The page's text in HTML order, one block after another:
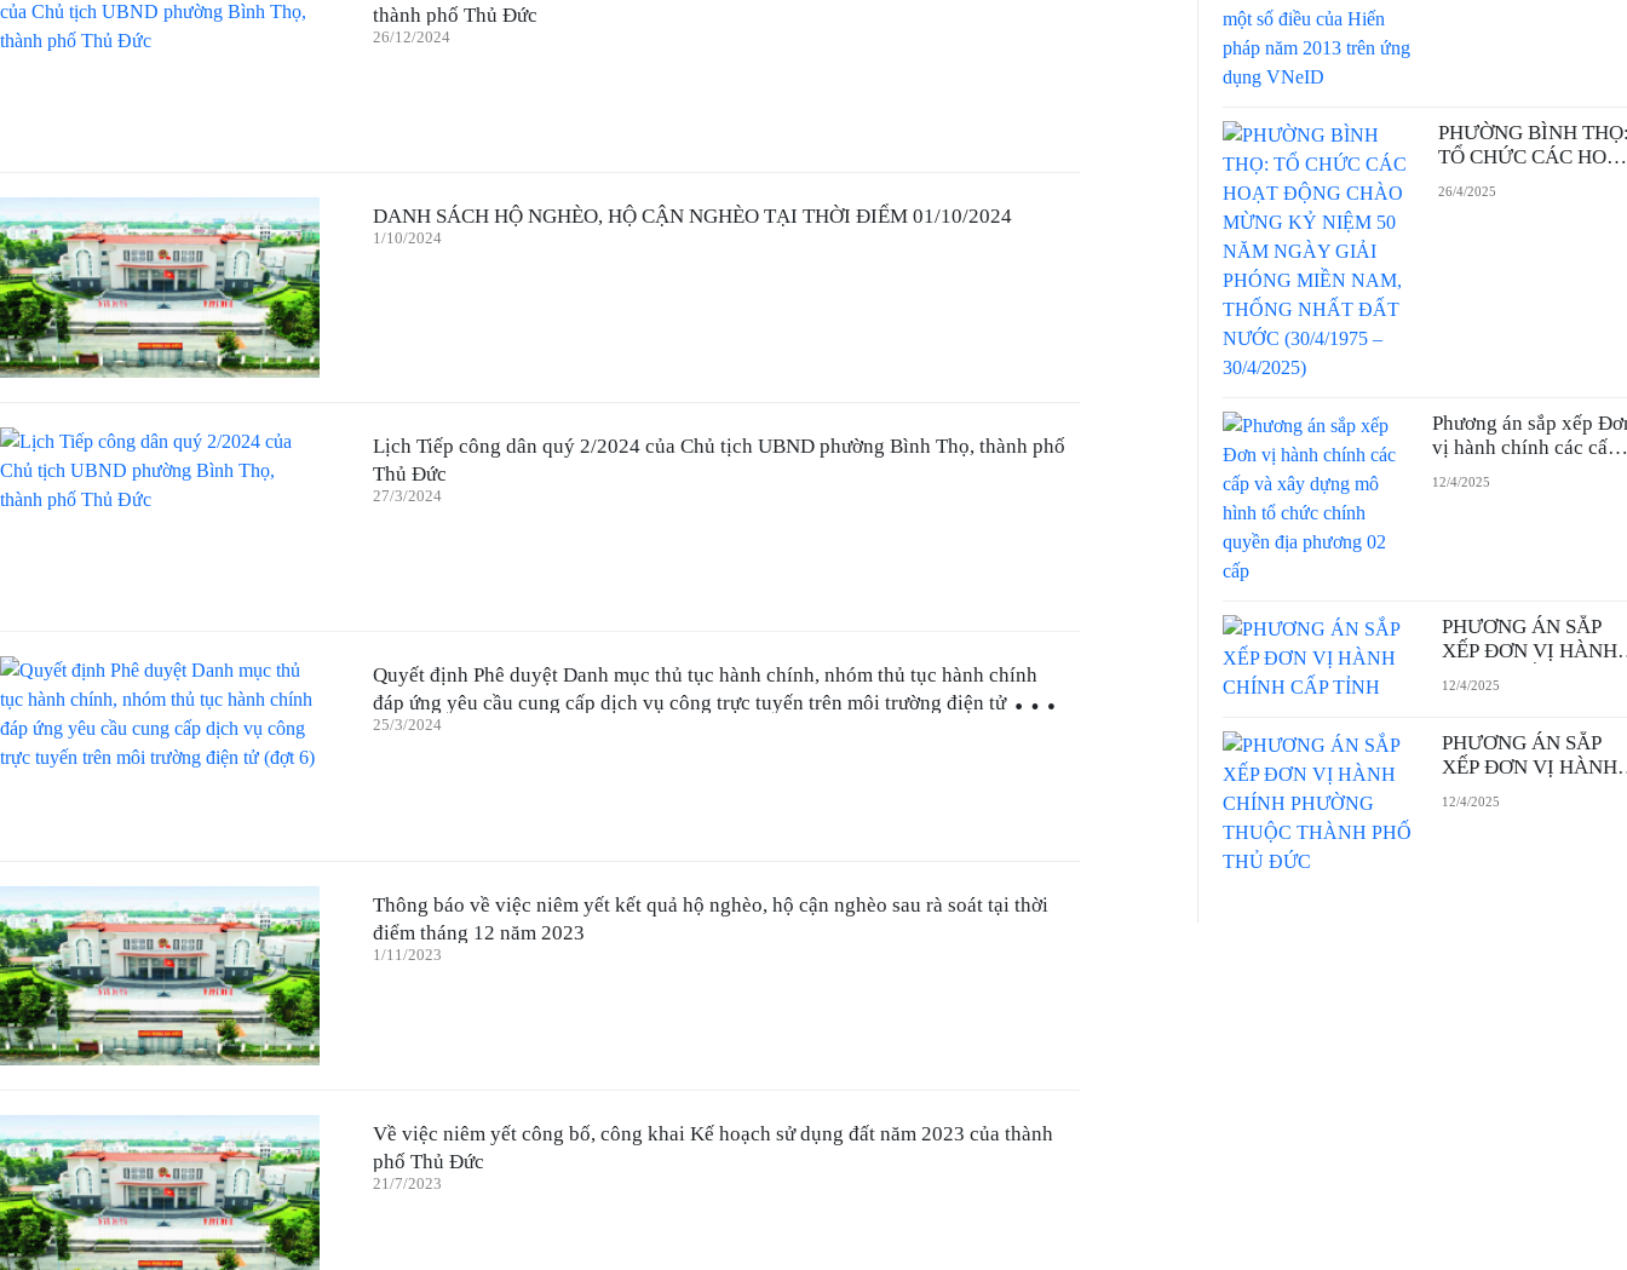
thành phố Thủ Đức
26/12/2024
DANH SÁCH HỘ NGHÈO, HỘ CẬN NGHÈO TẠI THỜI ĐIỂM 01/10/2024
1/10/2024
Lịch Tiếp công dân quý 2/2024 của Chủ tịch UBND phường Bình Thọ, thành phố
Thủ Đức
27/3/2024
Quyết định Phê duyệt Danh mục thủ tục hành chính, nhóm thủ tục hành chính
đáp ứng yêu cầu cung cấp dịch vụ công trực tuyến trên môi trường điện tử (đợt
6)
25/3/2024
Thông báo về việc niêm yết kết quả hộ nghèo, hộ cận nghèo sau rà soát tại thời
điểm tháng 12 năm 2023
1/11/2023
Về việc niêm yết công bố, công khai Kế hoạch sử dụng đất năm 2023 của thành
phố Thủ Đức
21/7/2023
PHƯỜNG BÌNH
TỔ CHỨC CÁC
ĐỘNG CHÀO MỪNG
26/4/2025
Phương án sắp xếp
vị hành chính các cấp
và xây dựng mô hình
12/4/2025
PHƯƠNG ÁN SẮP
XẾP ĐƠN VỊ HÀNH
CHÍNH CẤP TỈNH
12/4/2025
PHƯƠNG ÁN SẮP
XẾP ĐƠN VỊ HÀNH
CHÍNH PHƯỜNG
12/4/2025